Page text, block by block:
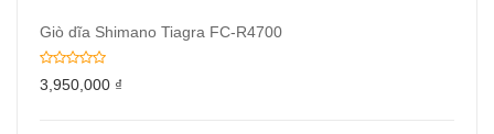
Giò dĩa Shimano Tiagra FC-R4700
3,950,000 ₫